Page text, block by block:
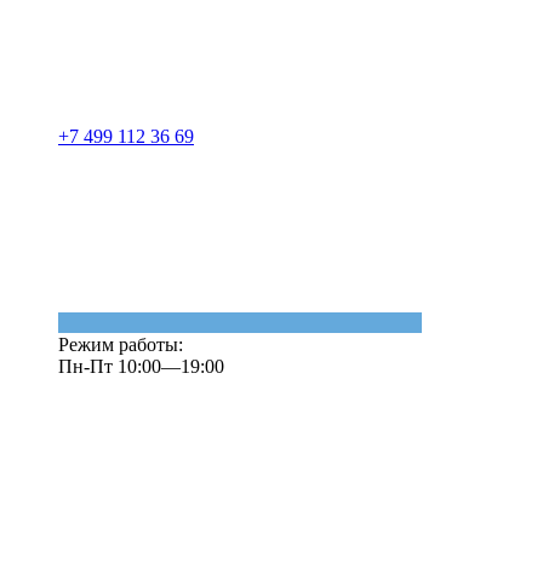
+7 499 112 36 69
Режим работы:
Пн-Пт 10:00—19:00